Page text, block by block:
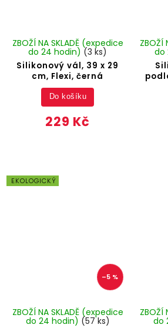
Silikonový vál, 39 x 29
cm, Flexi, černá
ZBOŽÍ NA SKLADĚ (expedice
do 24 hodin) (3 ks)
229 Kč
Do košíku
ZBOŽÍ
do
EKOLOGICKÝ
–5 %
ZBOŽÍ NA SKLADĚ (expedice
do 24 hodin) (57 ks)
ZBOŽÍ
do